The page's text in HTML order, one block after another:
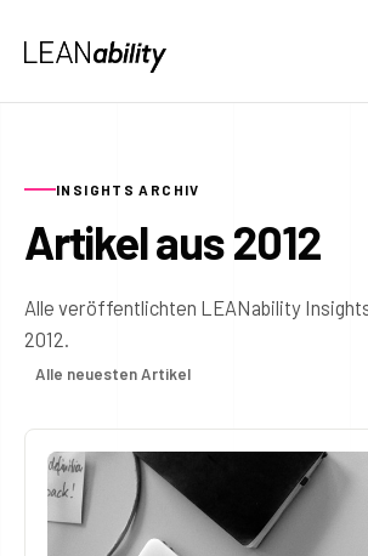
INSIGHTS ARCHIV
Artikel aus 2012
Alle veröffentlichten LEANability
2012.
Alle neuesten Artikel